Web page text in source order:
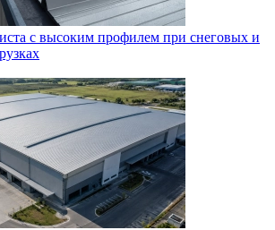
с высоким профилем при снеговых и